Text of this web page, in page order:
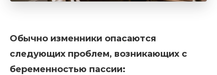
Обычно изменники опасаются
следующих проблем, возникающих с
беременностью пассии: